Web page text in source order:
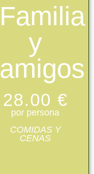
Familia
y
amigos
28.00 €
por persona
COMIDAS Y
CENAS